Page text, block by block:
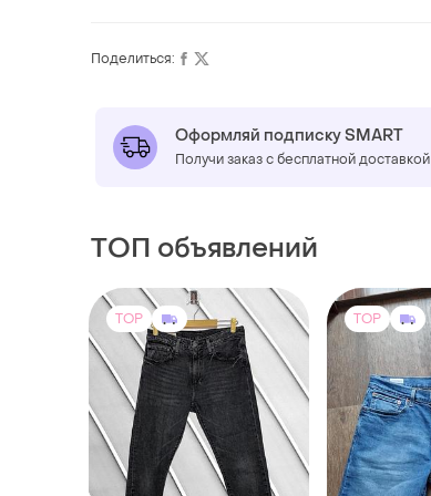
Поделиться:
Оформляй подписку SMART
Получи заказ с бесплатной доставкой
ТОП объявлений
TOP TOP